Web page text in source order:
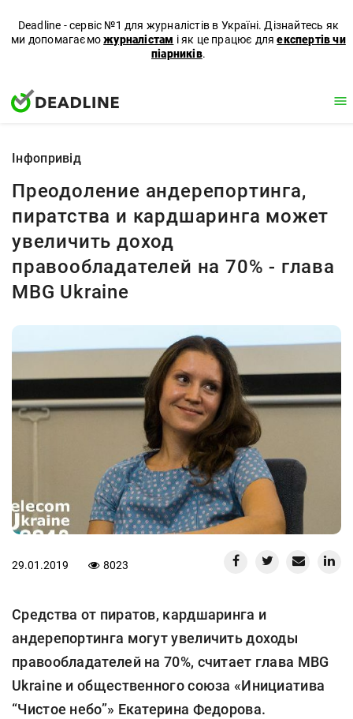
Deadline - сервіс №1 для журналістів в Україні. Дізнайтесь як
ми допомагаєможурналістам і як це працює дляекспертів чи
піарників.
Iнфопривід
Преодоление андерепортинга,
пиратства и кардшаринга может
увеличить доход
правообладателей на 70% - глава
MBG Ukraine
29.01.2019 8023
Средства от пиратов, кардшаринга и
андерепортинга могут увеличить доходы
правообладателей на 70%, считает глава MBG
Ukraine и общественного союза «Инициатива
“Чистое небо”» Екатерина Федорова.